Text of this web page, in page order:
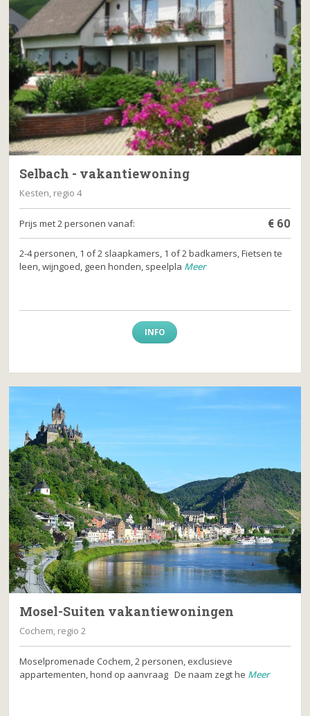
Selbach - vakantiewoning
Kesten, regio 4
Prijs met 2 personen vanaf: € 60
2-4 personen, 1 of 2 slaapkamers, 1 of 2 badkamers, Fietsen te
leen, wijngoed, geen honden, speelpla Meer
INFO
Mosel-Suiten vakantiewoningen
Cochem, regio 2
Moselpromenade Cochem, 2 personen, exclusieve
appartementen, hond op aanvraag De naam zegt he Meer